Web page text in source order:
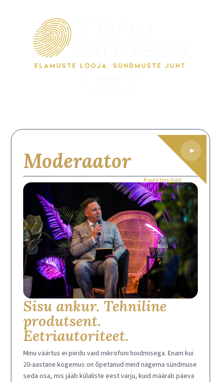
Kuula tervitust
Moderaator
Sisu ankur. Tehniline
produtsent.
Eetriautoriteet.
Minu väärtus ei piirdu vaid mikrofoni hoidmisega. Enam kui
20-aastane kogemus on õpetanud mind nägema sündmuse
seda osa, mis jääb külaliste eest varju, kuid määrab päeva